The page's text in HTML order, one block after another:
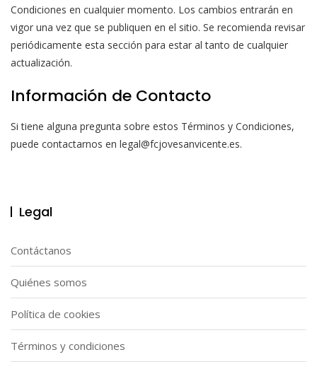
Condiciones en cualquier momento. Los cambios entrarán en
vigor una vez que se publiquen en el sitio. Se recomienda revisar
periódicamente esta sección para estar al tanto de cualquier
actualización.
Información de Contacto
Si tiene alguna pregunta sobre estos Términos y Condiciones,
puede contactarnos en legal@fcjovesanvicente.es.
Legal
Contáctanos
Quiénes somos
Política de cookies
Términos y condiciones